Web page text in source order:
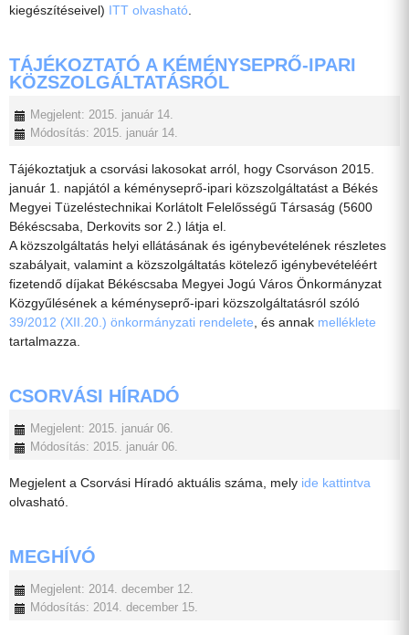
kiegészítéseivel) ITT olvasható.
TÁJÉKOZTATÓ A KÉMÉNYSEPRŐ-IPARI
KÖZSZOLGÁLTATÁSRÓL
Megjelent: 2015. január 14.
Módosítás: 2015. január 14.
Tájékoztatjuk a csorvási lakosokat arról, hogy Csorváson 2015.
január 1. napjától a kéményseprő-ipari közszolgáltatást a Békés
Megyei Tüzeléstechnikai Korlátolt Felelősségű Társaság (5600
Békéscsaba, Derkovits sor 2.) látja el.
A közszolgáltatás helyi ellátásának és igénybevételének részletes
szabályait, valamint a közszolgáltatás kötelező igénybevételéért
fizetendő díjakat Békéscsaba Megyei Jogú Város Önkormányzat
Közgyűlésének a kéményseprő-ipari közszolgáltatásról szóló
39/2012 (XII.20.) önkormányzati rendelete, és annak melléklete
tartalmazza.
CSORVÁSI HÍRADÓ
Megjelent: 2015. január 06.
Módosítás: 2015. január 06.
Megjelent a Csorvási Híradó aktuális száma, mely ide kattintva
olvasható.
MEGHÍVÓ
Megjelent: 2014. december 12.
Módosítás: 2014. december 15.